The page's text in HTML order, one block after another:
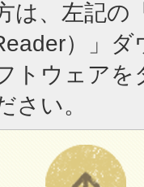
は、左記の
）」
トウェア
さい。